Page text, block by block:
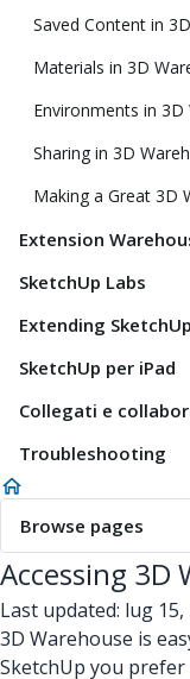
Saved Content in
Materials in 3D
Environments in 3D
Sharing in 3D
Making a Great 3D
Extension
SketchUp Labs
Extending SketchUp
SketchUp per iPad
Collegati e
Troubleshooting
Browse pages
Accessing 3D
Last updated: lug 15,
3D Warehouse is
SketchUp you prefer